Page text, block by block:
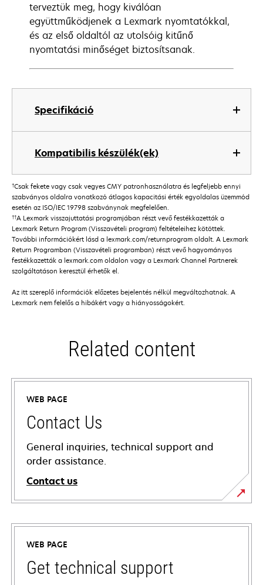
Specifikáció
Kompatibilis készülék(ek)
terveztük meg, hogy kiválóan
együttműködjenek a Lexmark nyomtatókkal,
és az első oldaltól az utolsóig kitűnő
nyomtatási minőséget biztosítsanak.
†Csak fekete vagy csak vegyes CMY patronhasználatra és legfeljebb ennyi
szabványos oldalra vonatkozó átlagos kapacitási érték egyoldalas üzemmód
esetén az ISO/IEC 19798 szabványnak megfelelően.
††A Lexmark visszajuttatási programjában részt vevő festékkazetták a
Lexmark Return Program (Visszavételi program) feltételeihez kötöttek.
További információkért lásd a lexmark.com/returnprogram oldalt. A Lexmark
Return Programban (Visszavételi programban) részt vevő hagyományos
festékkazetták a lexmark.com oldalon vagy a Lexmark Channel Partnerek
szolgáltatáson keresztül érhetők el.
Az itt szereplő információk előzetes bejelentés nélkül megváltozhatnak. A
Lexmark nem felelős a hibákért vagy a hiányosságokért.
Related content
WEB PAGE
Contact Us
General inquiries, technical support and
order assistance.
Contact us
WEB PAGE
Get technical support